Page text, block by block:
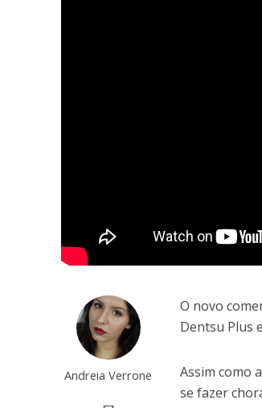
Andreia Verrone
O novo
Dentsu Plus
Assim como
se fazer